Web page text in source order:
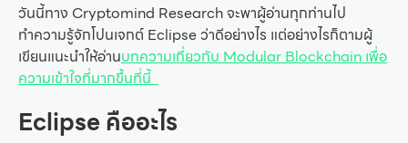
วันนี้ทาง Cryptomind Research จะพาผู้อ่านทุกท่านไป
ทำความรู้จักโปนเจกต์ Eclipse ว่าดีอย่างไร แต่อย่างไรก็ตามผู้
เขียนแนะนำให้อ่านบทความเกี่ยวกับ Modular Blockchain เพื่อ
ความเข้าใจที่มากขึ้นที่นี้
Eclipse คืออะไร